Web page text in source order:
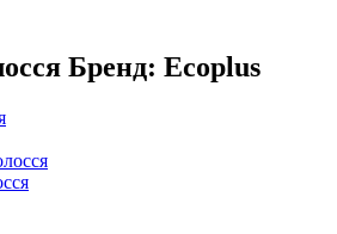
Бренд: Ecoplus